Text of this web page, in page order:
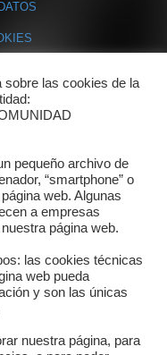
sobre las cookies de la
pequeño archivo de
“smartphone” o
web. Algunas
a empresas
página web.
las cookies técnicas
web pueda
y son las únicas
nuestra página, para